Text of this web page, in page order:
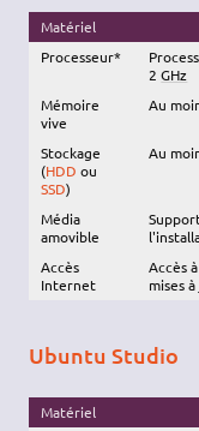
Matériel
Processeur*
2GHz
Mémoire
vive
Au
Stockage
(HDD ou
SSD)
Au
Média
amovible
Accès
Internet
Accès
mises
Ubuntu Studio
Matériel